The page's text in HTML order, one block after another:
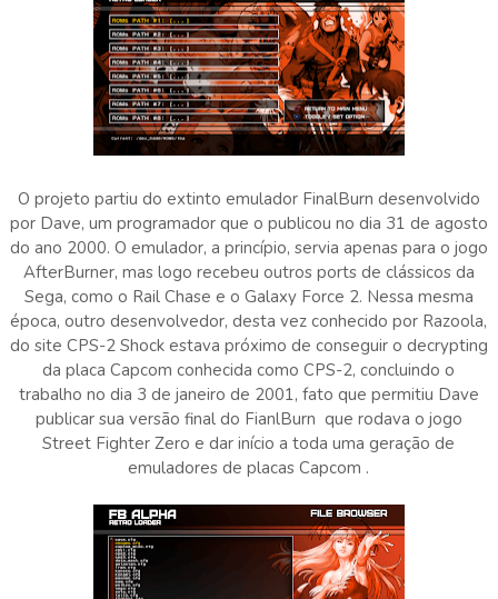
O projeto partiu do extinto emulador FinalBurn desenvolvido
por Dave, um programador que o publicou no dia 31 de agosto
do ano 2000. O emulador, a princípio, servia apenas para o jogo
AfterBurner, mas logo recebeu outros ports de clássicos da
Sega, como o Rail Chase e o Galaxy Force 2. Nessa mesma
época, outro desenvolvedor, desta vez conhecido por Razoola,
do site CPS-2 Shock estava próximo de conseguir o decrypting
da placa Capcom conhecida como CPS-2, concluindo o
trabalho no dia 3 de janeiro de 2001, fato que permitiu Dave
publicar sua versão final do FianlBurn que rodava o jogo
Street Fighter Zero e dar início a toda uma geração de
emuladores de placas Capcom .